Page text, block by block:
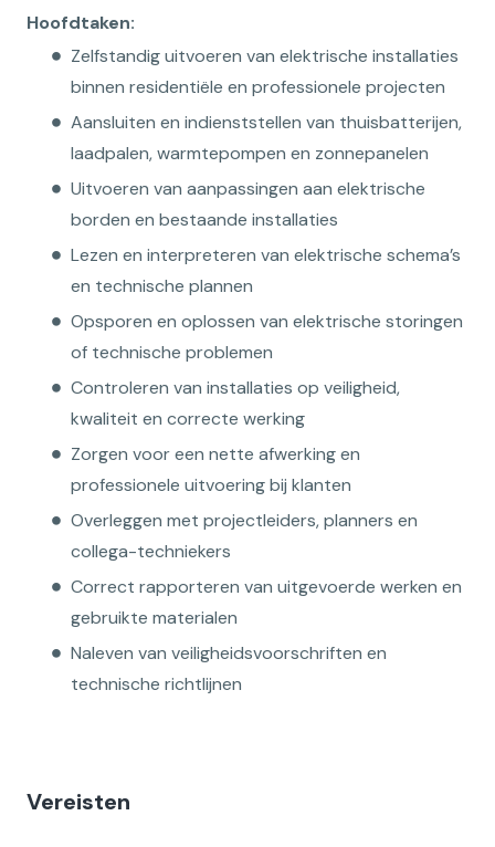
Hoofdtaken:
Zelfstandig uitvoeren van elektrische installaties
binnen residentiële en professionele projecten
Aansluiten en indienststellen van thuisbatterijen,
laadpalen, warmtepompen en zonnepanelen
Uitvoeren van aanpassingen aan elektrische
borden en bestaande installaties
Lezen en interpreteren van elektrische schema’s
en technische plannen
Opsporen en oplossen van elektrische storingen
of technische problemen
Controleren van installaties op veiligheid,
kwaliteit en correcte werking
Zorgen voor een nette afwerking en
professionele uitvoering bij klanten
Overleggen met projectleiders, planners en
collega-techniekers
Correct rapporteren van uitgevoerde werken en
gebruikte materialen
Naleven van veiligheidsvoorschriften en
technische richtlijnen
Vereisten